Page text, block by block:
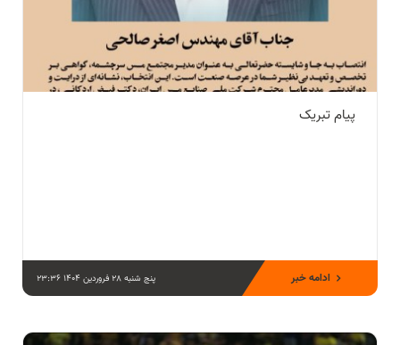
پیام تبریک
پنج شنبه 28 فروردین 1404 23:36 ادامه خبر